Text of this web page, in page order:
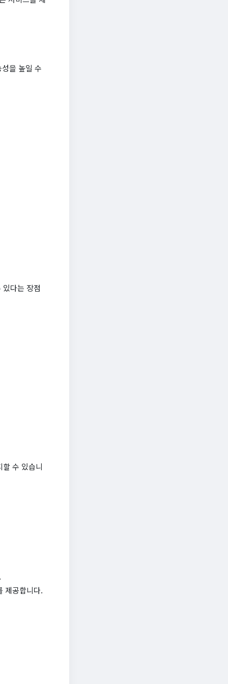
을 높일 수
다는 장점
수 있습니
제공합니다.